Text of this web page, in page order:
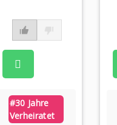
#30 Jahre
Verheiratet